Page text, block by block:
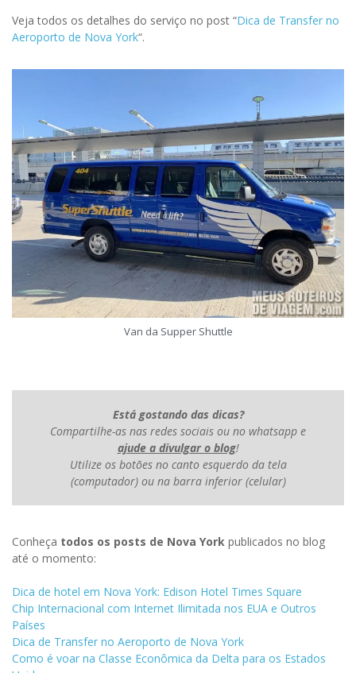
Veja todos os detalhes do serviço no post “Dica de Transfer no
Aeroporto de Nova York“.
Van da Supper Shuttle
Está gostando das dicas?
Compartilhe-as nas redes sociais ou no whatsapp e
ajude a divulgar o blog!
Utilize os botões no canto esquerdo da tela
(computador) ou na barra inferior (celular)
Conheça todos os posts de Nova York publicados no blog
até o momento:
Dica de hotel em Nova York: Edison Hotel Times Square
Chip Internacional com Internet Ilimitada nos EUA e Outros
Países
Dica de Transfer no Aeroporto de Nova York
Como é voar na Classe Econômica da Delta para os Estados